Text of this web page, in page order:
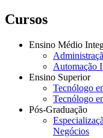
Cursos
Ensino Médio
Automação
Ensino Superior
Tecnólogo
Tecnólogo
Pós-Graduação
Negócios